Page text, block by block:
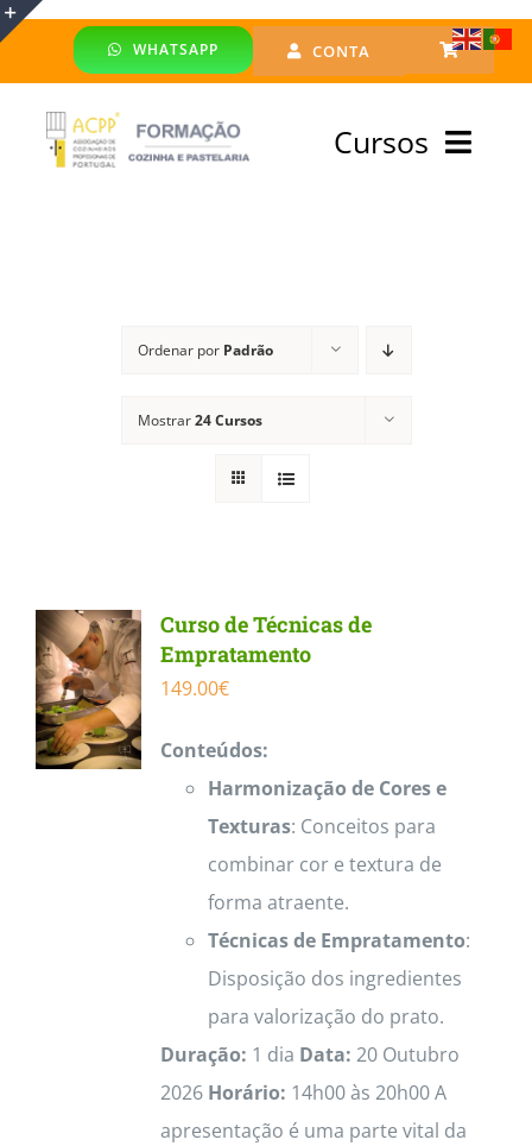
Skip
WHATSAPP CONTA
Cursos
Financiado
Ordenar por Padrão
Mostrar24 Cursos
Curso de Técnicas de
Empratamento
149.00€
Conteúdos:
Harmonização de Cores e
Texturas: Conceitos para
combinar cor e textura de
forma atraente.
Técnicas de Empratamento:
Disposição dos ingredientes
para valorização do prato.
Duração: 1 dia Data: 20 Outubro
2026 Horário: 14h00 às 20h00 A
apresentação é uma parte vital da